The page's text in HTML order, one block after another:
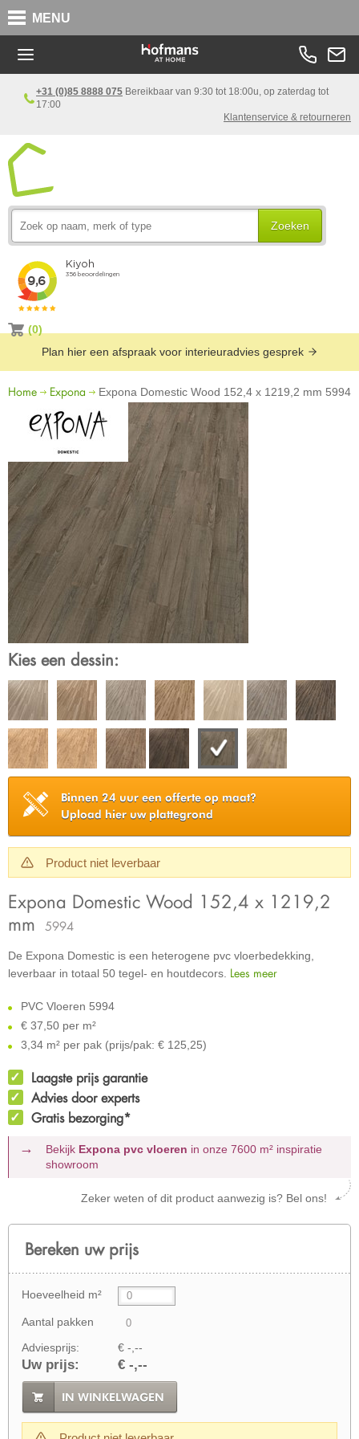
MENU
+31 (0)85 8888 075 Bereikbaar van 9:30 tot 18:00u, op zaterdag tot
17:00
Klantenservice & retourneren
Zoeken
(0)
Plan hier een afspraak voor interieuradvies gesprek
Home Expona Expona Domestic Wood 152,4 x 1219,2 mm 5994
Kies een dessin:
Binnen 24 uur een offerte op maat?
Upload hier uw plattegrond
Product niet leverbaar
Expona Domestic Wood 152,4 x 1219,2
mm
5994
De Expona Domestic is een heterogene pvc vloerbedekking,
leverbaar in totaal 50 tegel- en houtdecors. Lees meer
PVC Vloeren 5994
€ 37,50 per m²
3,34 m² per pak (prijs/pak: € 125,25)
Laagste prijs garantie
Advies door experts
Gratis bezorging*
Bekijk Expona pvc vloeren in onze 7600 m² inspiratie
showroom
Zeker weten of dit product aanwezig is? Bel ons!
Bereken uw prijs
Hoeveelheid m²
Aantal pakken
Adviesprijs: € -,--
Uw prijs: € -,--
IN WINKELWAGEN